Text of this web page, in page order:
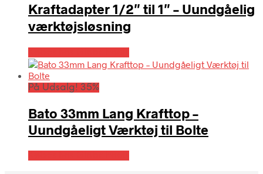
Kraftadapter 1/2″ til 1″ – Uundgåelig
værktøjsløsning
På Udsalg! 35%
Bato 33mm Lang Krafttop –
Uundgåeligt Værktøj til Bolte